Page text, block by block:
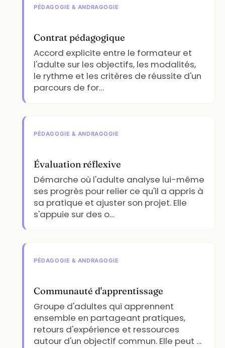
PÉDAGOGIE & ANDRAGOGIE
Contrat pédagogique
Accord explicite entre le formateur et
l'adulte sur les objectifs, les modalités,
le rythme et les critères de réussite d'un
parcours de for…
PÉDAGOGIE & ANDRAGOGIE
Évaluation réflexive
Démarche où l'adulte analyse lui-même
ses progrès pour relier ce qu'il a appris à
sa pratique et ajuster son projet. Elle
s'appuie sur des o…
PÉDAGOGIE & ANDRAGOGIE
Communauté d'apprentissage
Groupe d'adultes qui apprennent
ensemble en partageant pratiques,
retours d'expérience et ressources
autour d'un objectif commun. Elle peut …